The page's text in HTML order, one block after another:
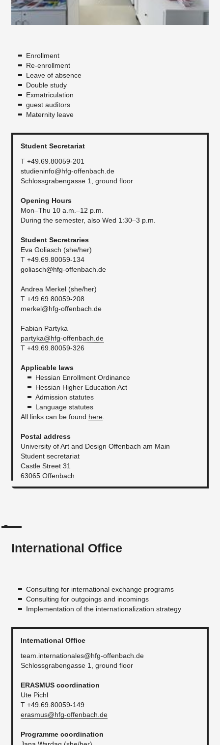
Enrollment
Re-enrollment
Leave of absence
Double study
Exmatriculation
guest auditors
Maternity leave​
Student Secretariat
T +49.69.80059-201
studieninfo@hfg-offenbach.de
Schlossgrabengasse 1, ground floor
Opening Hours
Mon–Thu 10 a.m.–12 p.m.
During the semester, also Wed 1:30–3 p.m.
Student Secretraries
Eva Goliasch (she/her)
T +49.69.80059-134
goliasch@hfg-offenbach.de
Andrea Merkel (she/her)
T +49.69.80059-208
merkel@hfg-offenbach.de
Fabian Partyka
partyka@hfg-offenbach.de
T +49.69.80059-326
​Applicable laws
Hessian Enrollment Ordinance
Hessian Higher Education Act
Admission statutes
Language statutes
All links can be found here
Postal address
University of Art and Design Offenbach am Main
Student secretariat
Castle Street 31
63065 Offenbach
International Office
Consulting for international exchange programs
Consulting for outgoings and incomings
Implementation of the internationalization strategy
International Office
team.internationales@hfg-offenbach.de
Schlossgrabengasse 1, ground floor
ERASMUS coordination
Ute Pichl
T +49.69.80059-149
erasmus@hfg-offenbach.de
Programme coordination